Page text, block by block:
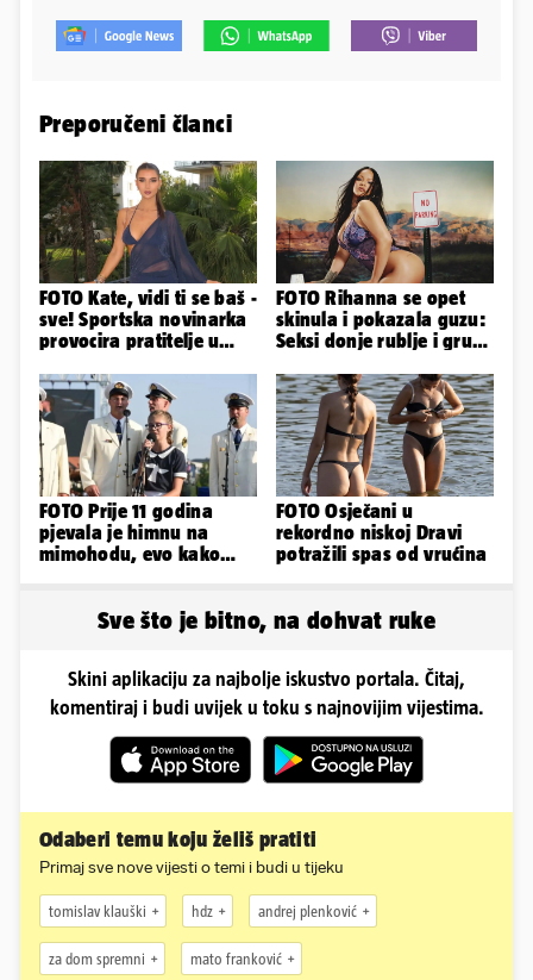
Preporučeni članci
FOTO Kate, vidi ti se baš -
sve! Sportska novinarka
provocira pratitelje u
FOTO Rihanna se opet
skinula i pokazala guzu:
Seksi donje rublje i grudi
FOTO Prije 11 godina
pjevala je himnu na
mimohodu, evo kako
FOTO Osječani u
rekordno niskoj Dravi
potražili spas od vrućina
Sve što je bitno, na dohvat ruke
Skini aplikaciju za najbolje iskustvo portala. Čitaj,
komentiraj i budi uvijek u toku s najnovijim vijestima.
Odaberi temu koju želiš pratiti
Primaj sve nove vijesti o temi i budi u tijeku
tomislav klauški hdz andrej plenković
za dom spremni mato franković